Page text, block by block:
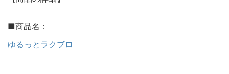
■商品名：
ゆるっとラクブロ